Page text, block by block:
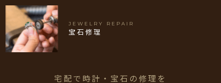
JEWELRY REPAIR
宝石修理
宅配で時計・宝石の修理を